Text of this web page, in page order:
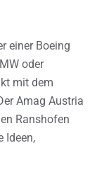
einer Boeing
oder
mit dem
Amag Austria
Ranshofen
Ideen,